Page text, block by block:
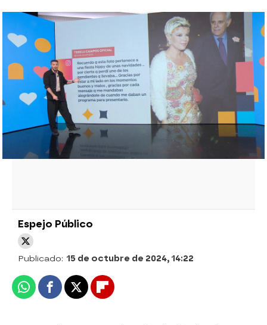
Rosa Villascastín, sobre las causas de la
muerte de Mayra Gómez Kemp: "Se
pueden hacer especulaciones pero yo
prefiero no hacer ninguna"
Muere Mayra Gómez Kemp, presentadora
del 'Un, dos, tres'
La última aparición de Mayra Gómez
Kemp en televisión pocos días antes de
morir
Espejo Público
Publicado: 15 de octubre de 2024, 14:22
WhatsappFacebook
X Flipboard